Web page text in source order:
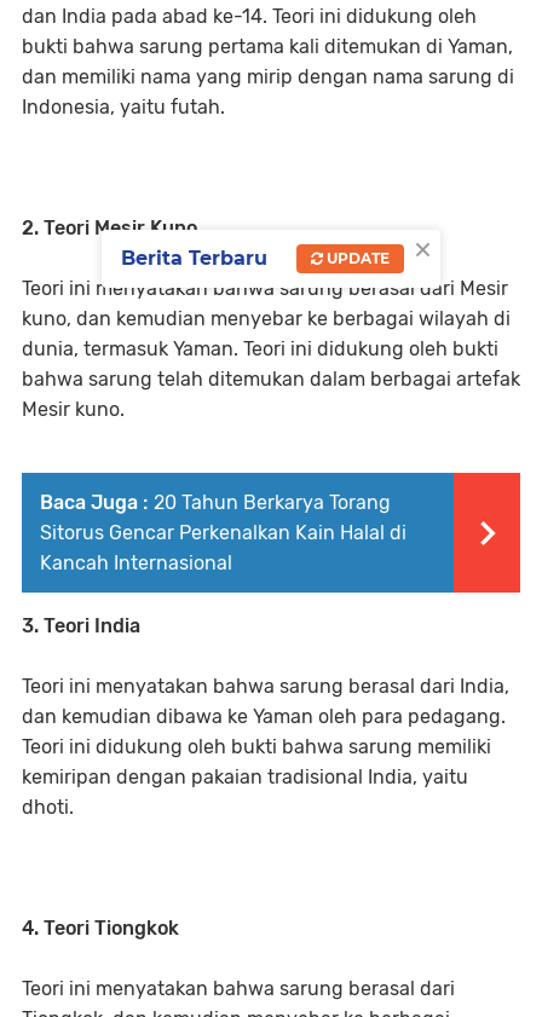
dan India pada abad ke-14. Teori ini didukung oleh
bukti bahwa sarung pertama kali ditemukan di Yaman,
dan memiliki nama yang mirip dengan nama sarung di
Indonesia, yaitu futah.
2. Teori Mesir Kuno
Teori ini menyatakan bahwa sarung berasal dari Mesir
kuno, dan kemudian menyebar ke berbagai wilayah di
dunia, termasuk Yaman. Teori ini didukung oleh bukti
bahwa sarung telah ditemukan dalam berbagai artefak
Mesir kuno.
Baca Juga : 20 Tahun Berkarya Torang
Sitorus Gencar Perkenalkan Kain Halal di
Kancah Internasional
3. Teori India
Teori ini menyatakan bahwa sarung berasal dari India,
dan kemudian dibawa ke Yaman oleh para pedagang.
Teori ini didukung oleh bukti bahwa sarung memiliki
kemiripan dengan pakaian tradisional India, yaitu
dhoti.
4. Teori Tiongkok
Teori ini menyatakan bahwa sarung berasal dari
×
Berita Terbaru UPDATE